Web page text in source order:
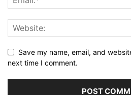
Save my name, email, and
next time I comment.